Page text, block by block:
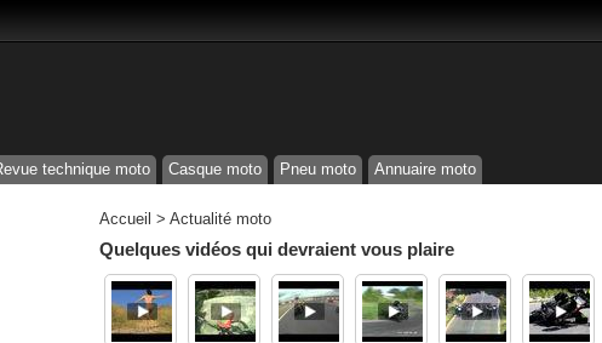
technique moto Casque moto Pneu moto Annuaire moto
Accueil > Actualité moto
Quelques vidéos qui devraient vous plaire